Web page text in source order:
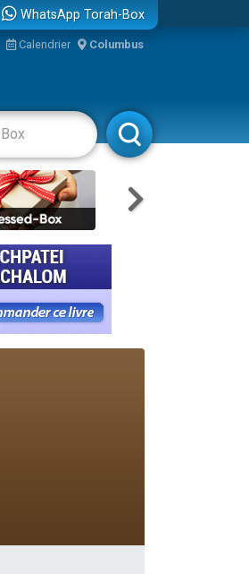
WhatsApp Torah-Box
Calendrier Columbus
Rabbanim